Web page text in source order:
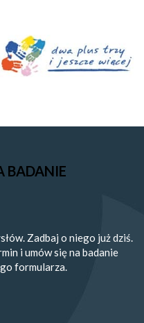
BADANIE
Zadbaj o niego już dziś.
i umów się na badanie
formularza.